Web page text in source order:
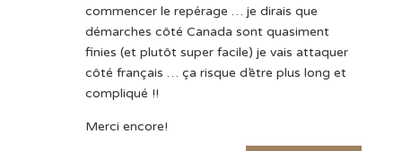
commencer le repérage … je dirais que
démarches côté Canada sont quasiment
finies (et plutôt super facile) je vais attaquer
côté français … ça risque d’être plus long et
compliqué !!
Merci encore!